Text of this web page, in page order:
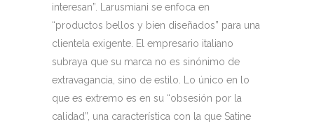
interesan”. Larusmiani se enfoca en
“productos bellos y bien diseñados” para una
clientela exigente. El empresario italiano
subraya que su marca no es sinónimo de
extravagancia, sino de estilo. Lo único en lo
que es extremo es en su “obsesión por la
calidad”, una característica con la que Satine